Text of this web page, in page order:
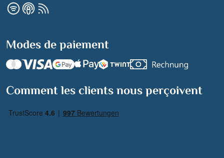
Modes de paiement
Comment les clients nous perçoivent